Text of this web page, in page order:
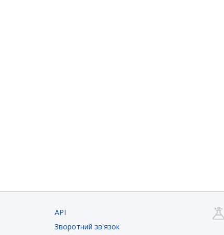
API
Зворотний зв'язок